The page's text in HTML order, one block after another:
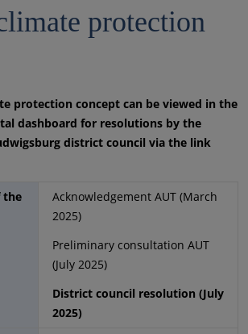
protection
protection concept can be viewed in the
dashboard for resolutions by the
district council via the link
the
Acknowledgement AUT (March
2025)
Preliminary consultation AUT
(July 2025)
District council resolution (July
2025)